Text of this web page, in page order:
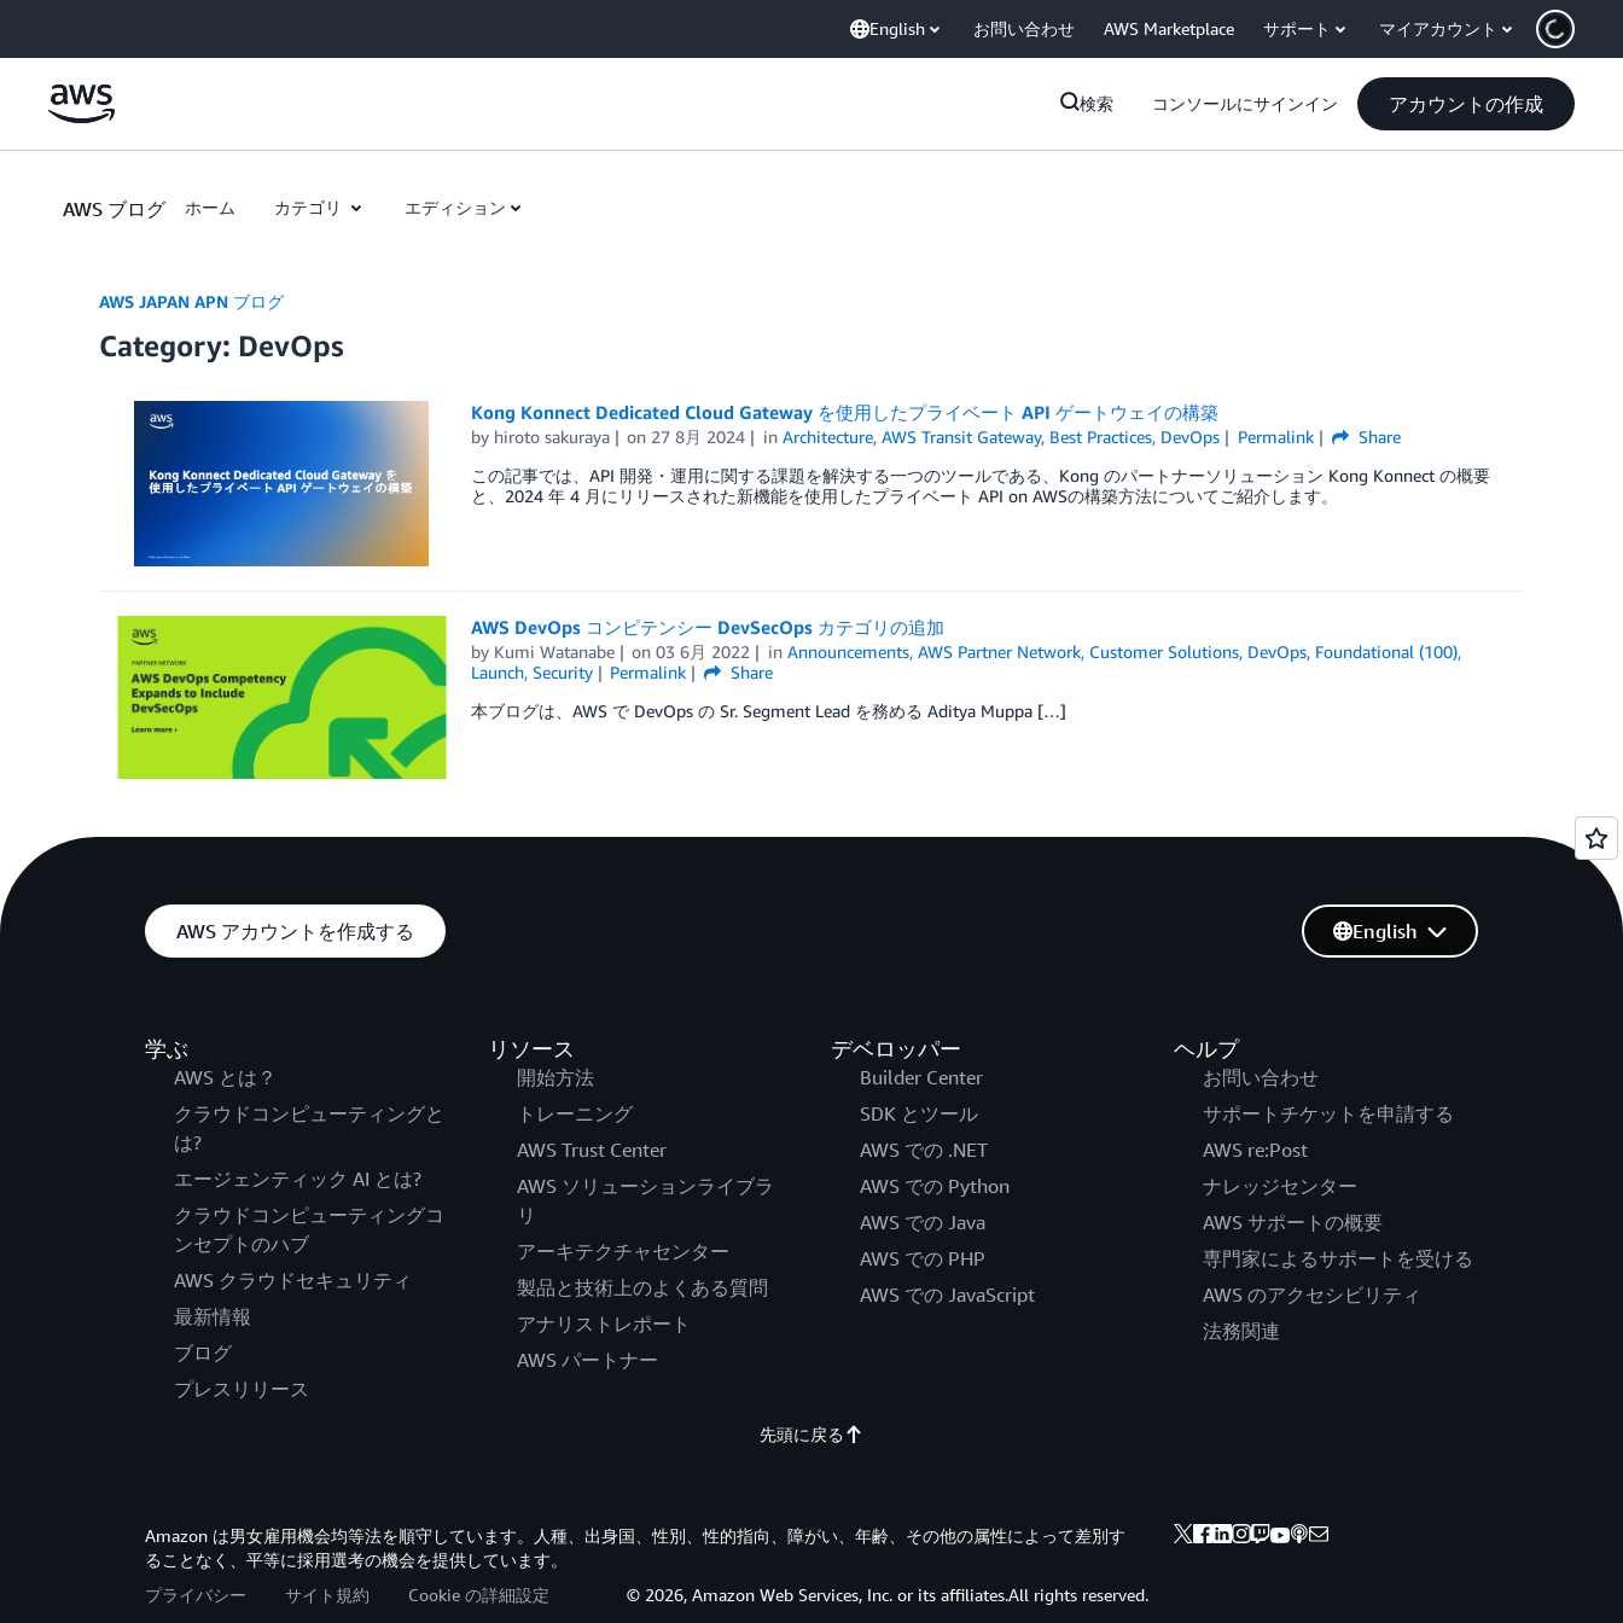
English お問い合わせ AWS Marketplace サポート マイアカウント
検索 コンソールにサインイン アカウントの作成
AWS ブログ ホーム カテゴリ エディション
AWS JAPAN APN ブログ
Category: DevOps
Kong Konnect Dedicated Cloud Gateway を使用したプライベート API ゲートウェイの構築
by hiroto sakuraya on 27 8月 2024 inArchitecture,AWS Transit Gateway, Best Practices, DevOps Permalink
Share
この記事では、API 開発・運用に関する課題を解決する一つのツールである、Kong のパートナーソリューション Kong Konnect の概要
と、2024 年 4 月にリリースされた新機能を使用したプライベート API on AWSの構築方法についてご紹介します。
AWS DevOps コンピテンシー DevSecOps カテゴリの追加
by Kumi Watanabe on03 6月 2022 inAnnouncements,AWS Partner Network, Customer Solutions, DevOps, Foundational (100),
Launch, Security Permalink
Share
本ブログは、AWS で DevOps の Sr. Segment Lead を務める Aditya Muppa […]
AWS アカウントを作成する
学ぶ
AWS とは？
クラウドコンピューティングと
は?
エージェンティック AI とは?
クラウドコンピューティングコ
ンセプトのハブ
AWS クラウドセキュリティ
最新情報
ブログ
プレスリリース
リソース
開始方法
トレーニング
AWS Trust Center
AWS ソリューションライブラ
リ
アーキテクチャセンター
製品と技術上のよくある質問
アナリストレポート
AWS パートナー
デベロッパー
Builder Center
SDK とツール
AWS での .NET
AWS での Python
AWS での Java
AWS での PHP
AWS での JavaScript
ヘルプ
お問い合わせ
サポートチケットを申請する
AWS re:Post
ナレッジセンター
AWS サポートの概要
専門家によるサポートを受ける
AWS のアクセシビリティ
法務関連
English
先頭に戻る
Amazon は男女雇用機会均等法を順守しています。人種、出身国、性別、性的指向、障がい、年齢、その他の属性によって差別す
ることなく、平等に採用選考の機会を提供しています。
プライバシー
サイト規約 Cookie の詳細設定 © 2026, Amazon Web Services, Inc. or its affiliates.All rights reserved.